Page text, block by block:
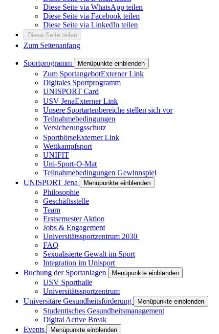
Diese Seite via WhatsApp teilen
Diese Seite via Facebook teilen
Diese Seite via LinkedIn teilen
Diese Seite teilen
Zum Seitenanfang
Sportprogramm Menüpunkte einblenden
Zum SportangebotExterner Link
Digitales Sportprogramm
UNISPORT Card
USV JenaExterner Link
Unsere Sportartenbereiche stellen sich vor
Teilnahmebedingungen
Versicherungsschutz
SportbörseExterner Link
Wettkampfsport
UNIFIT
Uni-Sport-O-Mat
Teilnahmebedingungen Gewinnspiel
UNISPORT Jena
Menüpunkte einblenden
Philosophie
Geschäftsstelle
Team
Erstsemester Aktion
Jobs & Engagement
Universitätssportzentrum 2030
FAQ
Sexualisierte Gewalt im Sport
Integration im Unisport
Buchung der Sportanlagen
Menüpunkte einblenden
USV Sporthalle
Universitätssportzentrum
Universitäre Gesundheitsförderung
Menüpunkte einblenden
Studentisches Gesundheitsmanagement
Digital Active Break
Events
Menüpunkte einblenden